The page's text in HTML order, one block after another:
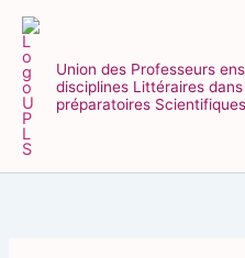
Aller
contenuUnion des Professeurs
disciplines Littéraires
préparatoires Scientifiques